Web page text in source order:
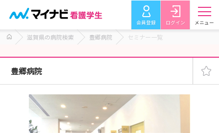
会員登録 ログイン メニュー
滋賀県の病院検索 豊郷病院 セミナー一覧
豊郷病院